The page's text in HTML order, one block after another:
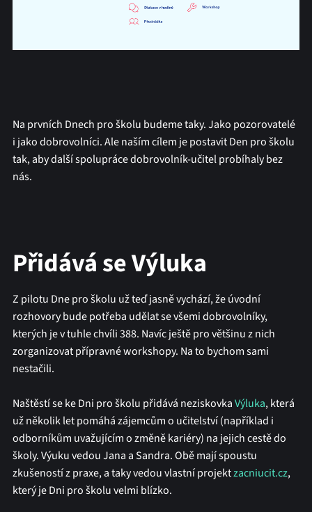
Na prvních Dnech pro školu budeme taky. Jako pozorovatelé
i jako dobrovolníci. Ale naším cílem je postavit Den pro školu
tak, aby další spolupráce dobrovolník-učitel probíhaly bez
nás.
Přidává se Výluka
Z pilotu Dne pro školu už teď jasně vychází, že úvodní
rozhovory bude potřeba udělat se všemi dobrovolníky,
kterých je v tuhle chvíli 388. Navíc ještě pro většinu z nich
zorganizovat přípravné workshopy. Na to bychom sami
nestačili.
Naštěstí se ke Dni pro školu přidává neziskovkaVýluka, která
už několik let pomáhá zájemcům o učitelství (například i
odborníkům uvažujícím o změně kariéry) na jejich cestě do
školy. Výuku vedou Jana a Sandra. Obě mají spoustu
zkušeností z praxe, a taky vedou vlastní projektzacniucit.cz,
který je Dni pro školu velmi blízko.